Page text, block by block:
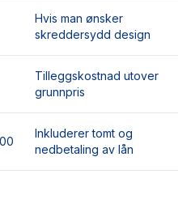
Hvis man ønsker
skreddersydd design
Tilleggskostnad utover
grunnpris
Inkluderer tomt og
nedbetaling av lån